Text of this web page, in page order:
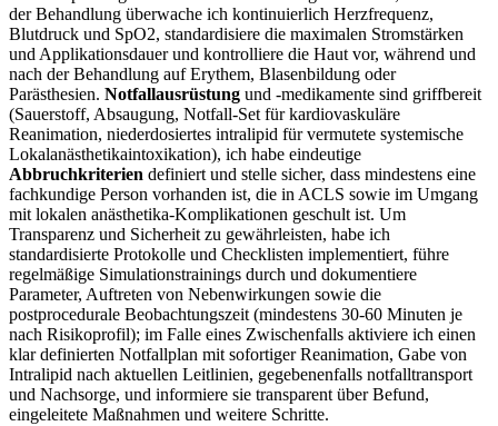
der Behandlung überwache ich⁣ kontinuierlich Herzfrequenz,
Blutdruck‌ und‍ SpO2, standardisiere die maximalen Stromstärken
und Applikationsdauer und kontrolliere‌ die Haut vor,⁣ während und
nach der Behandlung auf Erythem, Blasenbildung oder‌
Parästhesien. Notfallausrüstung und -medikamente sind griffbereit
(Sauerstoff, Absaugung, Notfall‑Set für kardiovaskuläre
Reanimation, niederdosiertes intralipid für vermutete systemische
Lokalanästhetikaintoxikation), ich habe​ eindeutige
Abbruchkriterien definiert und stelle sicher, dass mindestens eine
fachkundige Person ‌vorhanden ist, die in ACLS⁤ sowie im Umgang
mit lokalen anästhetika‑Komplikationen geschult ist. Um
Transparenz⁣ und Sicherheit‍ zu ⁣gewährleisten, habe ich
standardisierte Protokolle und Checklisten implementiert, führe
regelmäßige Simulationstrainings durch⁤ und dokumentiere
Parameter, Auftreten von‌ Nebenwirkungen sowie die
postprocedurale Beobachtungszeit (mindestens ⁤30-60 ‍Minuten je
nach Risikoprofil); im Falle eines Zwischenfalls aktiviere ich einen
klar definierten Notfallplan mit sofortiger Reanimation, Gabe von
Intralipid ⁣nach aktuellen Leitlinien, gegebenenfalls notfalltransport
und⁤ Nachsorge, und informiere ‌sie transparent über‌ Befund,
eingeleitete Maßnahmen und weitere Schritte.